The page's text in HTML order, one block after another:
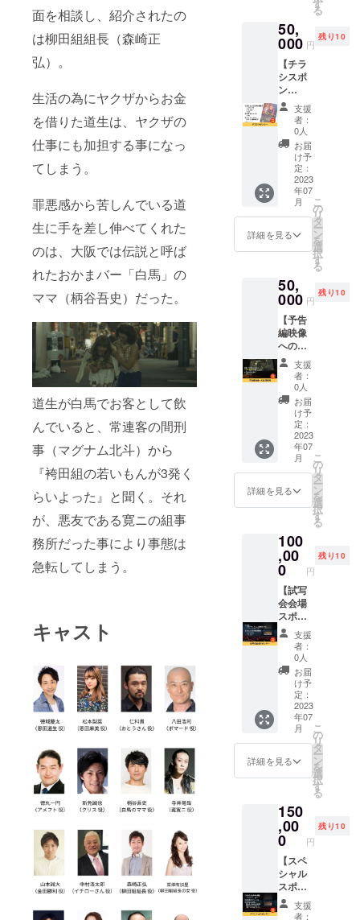
面を相談し、紹介されたの
は柳田組組長（森崎正
弘）。
生活の為にヤクザからお金
を借りた道生は、ヤクザの
仕事にも加担する事になっ
てしまう。
罪悪感から苦しんでいる道
生に手を差し伸べてくれた
のは、大阪では伝説と呼ば
れたおかまバー「白馬」の
ママ（柄谷吾史）だった。
道生が白馬でお客として飲
んでいると、常連客の間刑
事（マグナム北斗）から
『袴田組の若いもんが3発く
らいよった』と聞く。それ
が、悪友である寛ニの組事
務所だった事により事態は
急転してしまう。
キャスト
ネーム
での掲
能で
す。 ※
試写会
の日
程、会
場詳細
は別途
ご連絡
させて
いただ
きま
す。 ※
会場ま
での交
ご負担
となり
ます。
掲載し
ます！
・エン
ドロー
ル ・パ
ンフ
レット
・フラ
イヤー
・DVD
②大阪
府で開
催する
試写会
のチ
ケット
をお送
ロール
に掲載
名前を
備考欄
にご記
入くだ
さい。
※企業ロ
ゴデー
タを掲
載の場
合、
データ
はai形
式でお
送りく
ネーム
での掲
載も可
す。 ※
試写会
の日
程、会
場詳細
は別途
ご連絡
させて
いただ
きま
す。 ※
会場ま
での交
通費は
となり
ます。
す
る
50,
000 円
残り10
【チラ
シスポ
ン
サー】
映画
『バウ
ムクー
ヘン』
のチラ
シスポ
ンサー
になれ
る権利
です。
①以下
たのお
名前を
掲載し
ます！
・エン
ドロー
ル ・パ
ンフ
レット
・フラ
イヤー
・DVD
②大阪
府で開
催する
試写会
のチ
す。 ③
パンフ
レット
にチラ
シを挟
みま
す。 商
品や会
社名な
ど、広
く知っ
てほし
いもの
がある
方は必
見で
す！ ※
エンド
名前を
備考欄
にご記
入くだ
さい。
※企業ロ
ゴデー
タを掲
載の場
支援
者：
0人
お届
け予
定：
2023
年07
月
詳細を見る
こ
の
リ
タ
ー
ン
を
選
択
す
る
50,
000 円
残り10
【予告
編映像
への出
演権
利】 映
画『バ
ウム
クーヘ
ン』の
予告編
に出演
できま
す！ ス
クリー
ンデ
ンスで
す♪ ま
た、以
下のも
のにあ
なたの
お名前
を掲載
しま
す！ ①
本編エ
ンド
ロール
②パン
フレッ
影日時
など、
詳細は
いたし
ます。
※エンド
ロール
に掲載
するお
名前を
備考欄
にご記
支援
者：
0人
お届
け予
定：
2023
年07
月
詳細を見る
こ
の
リ
タ
ー
ン
を
選
択
す
る
100
,00
0 円
残り10
【試写
会会場
スポン
サー】
大阪府
で開催
する、
映画
『バウ
ムクー
ヘン』
の試写
会会場
スポン
サーに
す。 ①
会場に
スポン
サーパ
ネルを
設置し
ます。
②以下
のもの
支援
者：
0人
お届
け予
定：
2023
年07
月
詳細を見る
こ
の
リ
タ
ー
ン
を
選
択
す
る
150
,00
0 円
残り10
【スペ
シャル
スポン
サー】
映画支援
者：